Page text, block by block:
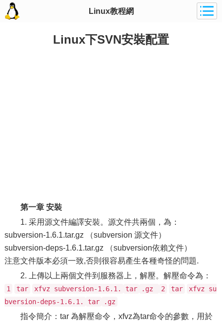
Linux教程網
Linux下SVN安裝配置
第一章 安裝
1. 采用源文件編譯安裝。源文件共兩個，為：
subversion-1.6.1.tar.gz （subversion 源文件）
subversion-deps-1.6.1.tar.gz （subversion依賴文件）
注意文件版本必須一致,否則很容易產生各種奇怪的問題.
2. 上傳以上兩個文件到服務器上，解壓。解壓命令為：
1 tar xfvz subversion-1.6.1. tar .gz 2 tar
xfvz su
bversion-deps-1.6.1.
tar .gz
指令簡介：tar 為解壓命令，xfvz為tar命令的參數，用於